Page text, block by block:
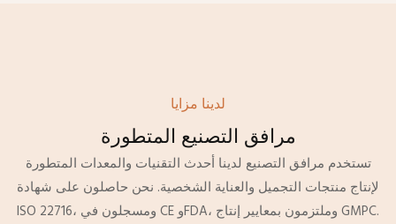
لدينا مزايا
مرافق التصنيع المتطورة
تستخدم مرافق التصنيع لدينا أحدث التقنيات والمعدات المتطورة
لإنتاج منتجات التجميل والعناية الشخصية. نحن حاصلون على شهادة
ISO 22716، ومسجلون في CE وFDA، وملتزمون بمعايير إنتاج GMPC.